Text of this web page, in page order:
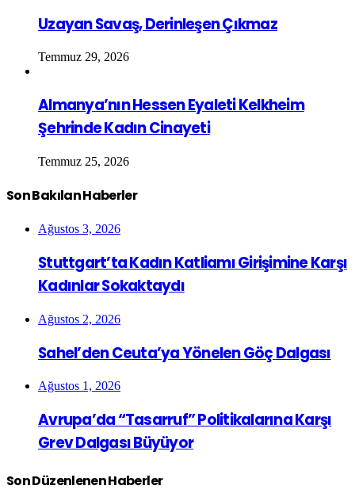
Uzayan Savaş, Derinleşen Çıkmaz
Temmuz 29, 2026
Almanya’nın Hessen Eyaleti Kelkheim
Şehrinde Kadın Cinayeti
Temmuz 25, 2026
Son Bakılan Haberler
Ağustos 3, 2026
Stuttgart’ta Kadın Katliamı Girişimine Karşı
Kadınlar Sokaktaydı
Ağustos 2, 2026
Sahel’den Ceuta’ya Yönelen Göç Dalgası
Ağustos 1, 2026
Avrupa’da “Tasarruf” Politikalarına Karşı
Grev Dalgası Büyüyor
Son Düzenlenen Haberler